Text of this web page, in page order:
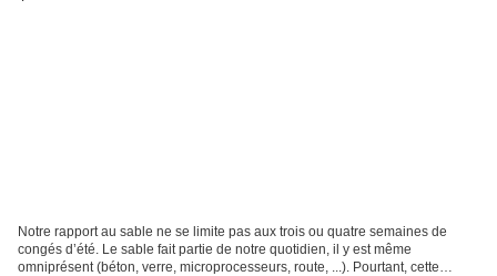
Notre rapport au sable ne se limite pas aux trois ou quatre semaines de
congés d’été. Le sable fait partie de notre quotidien, il y est même
omniprésent (béton, verre, microprocesseurs, route, ...). Pourtant, cette